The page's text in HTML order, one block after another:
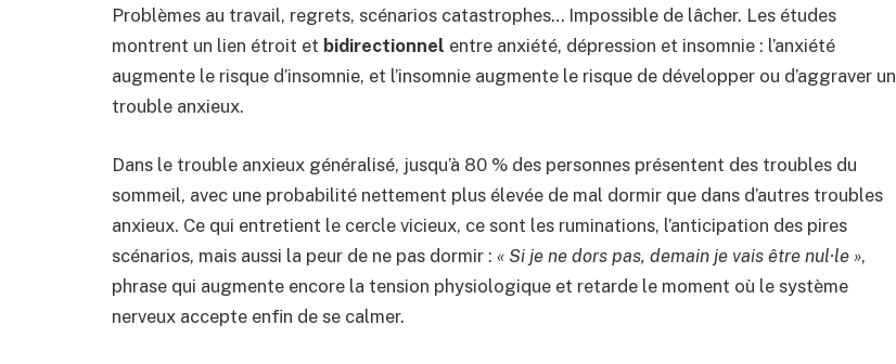
Problèmes au travail, regrets, scénarios catastrophes… Impossible de lâcher. Les études
montrent un lien étroit et bidirectionnel entre anxiété, dépression et insomnie : l’anxiété
augmente le risque d’insomnie, et l’insomnie augmente le risque de développer ou d’aggraver un
trouble anxieux.
Dans le trouble anxieux généralisé, jusqu’à 80 % des personnes présentent des troubles du
sommeil, avec une probabilité nettement plus élevée de mal dormir que dans d’autres troubles
anxieux. Ce qui entretient le cercle vicieux, ce sont les ruminations, l’anticipation des pires
scénarios, mais aussi la peur de ne pas dormir : « Si je ne dors pas, demain je vais être nul·le »,
phrase qui augmente encore la tension physiologique et retarde le moment où le système
nerveux accepte enfin de se calmer.